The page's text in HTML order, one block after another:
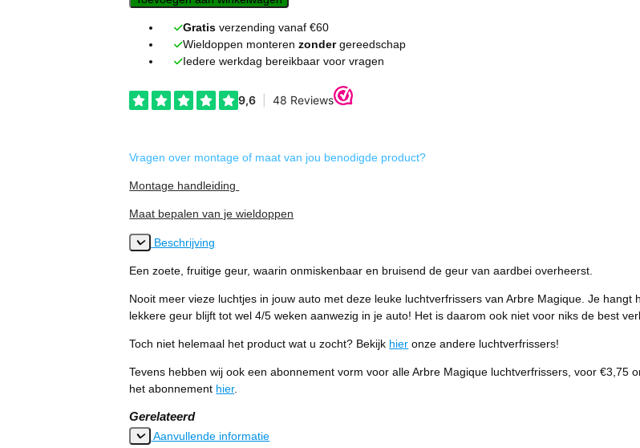
Gratis verzending vanaf €60
Wieldoppen monterenzondergereedschap
Iedere werkdag bereikbaar voor vragen
Vragen over montage of maat van jou benodigde product?
Montage handleiding
Maat bepalen van je wieldoppen
Beschrijving
Een zoete, fruitige geur, waarin onmiskenbaar en bruisend de geur van aardbei overheerst.
Nooit meer vieze luchtjes in jouw auto met deze leuke luchtverfrissers van Arbre Magique. Je
lekkere geur blijft tot wel 4/5 weken aanwezig in je auto! Het is daarom ook niet voor niks de best
Toch niet helemaal het product wat u zocht? Bekijk hier onze andere luchtverfrissers!
Tevens hebben wij ook een abonnement vorm voor alle Arbre Magique luchtverfrissers, voor
het abonnement hier.
Gerelateerd
Aanvullende informatie